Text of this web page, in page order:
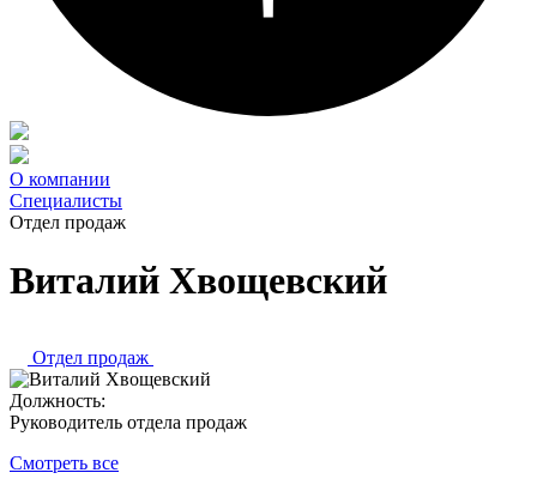
О компании
Специалисты
Отдел продаж
Виталий Хвощевский
Отдел продаж
Должность:
Руководитель отдела продаж
Смотреть все